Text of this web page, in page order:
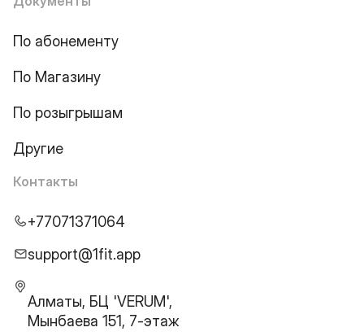
По абонементу
По Магазину
По розыгрышам
Другие
Контакты
+77071371064
support@1fit.app
Алматы, БЦ 'VERUM',
Мынбаева 151, 7-этаж